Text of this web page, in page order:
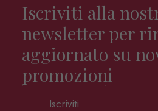
Iscriviti alla
newsletter per
aggiornato su
promozioni
Iscriviti